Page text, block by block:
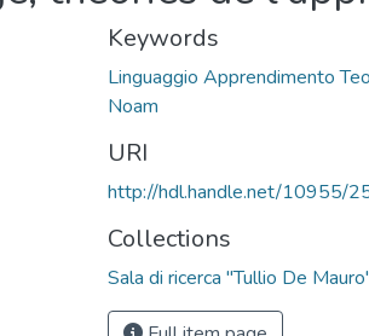
Keywords
Linguaggio Apprendimento
Noam
URI
http://hdl.handle.net/10955/
Collections
Sala di ricerca "Tullio De